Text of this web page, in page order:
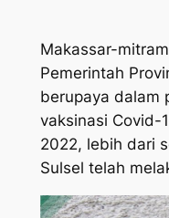
Makassar-
Pemerintah
berupaya dalam
vaksinasi Covid-
2022, lebih dari
Sulsel telah